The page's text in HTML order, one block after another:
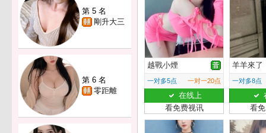
第 5 名
剛升大三
第 6 名
零距離
越戰小煙
一对多5点 一对一20点
在线上
看免费视讯
羊羊來了
一对多8点
看